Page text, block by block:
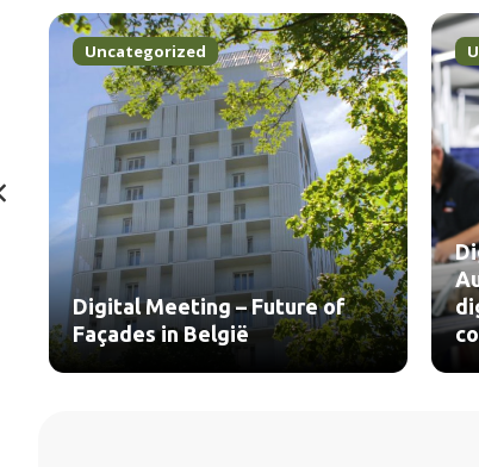
Uncategorized
Digital Meeting – Future of
Façades in België